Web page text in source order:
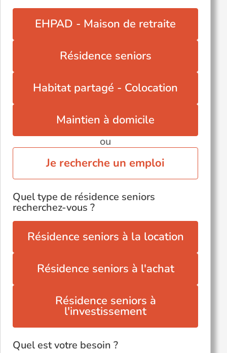
EHPAD - Maison de retraite
Résidence seniors
Habitat partagé - Colocation
Maintien à domicile
ou
Je recherche un emploi
Quel type de résidence seniors
recherchez-vous ?
Résidence seniors à la location
Résidence seniors à l'achat
Résidence seniors à
l'investissement
Quel est votre besoin ?